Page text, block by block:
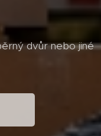
dvůr nebo jiné